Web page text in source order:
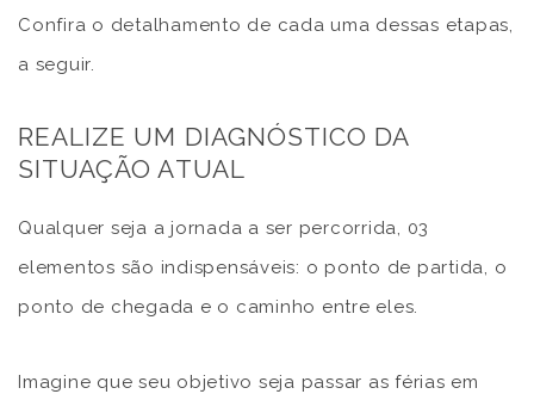
Confira o detalhamento de cada uma dessas etapas,
a seguir.
REALIZE UM DIAGNÓSTICO DA
SITUAÇÃO ATUAL
Qualquer seja a jornada a ser percorrida, 03
elementos são indispensáveis: o ponto de partida, o
ponto de chegada e o caminho entre eles.
Imagine que seu objetivo seja passar as férias em